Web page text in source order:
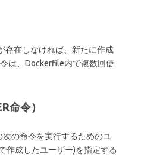
存在しなければ、新たに作成
は、Dockerfile内で複数回使
命令）
の命令を実行するためのユ
作成したユーザー)を指定する